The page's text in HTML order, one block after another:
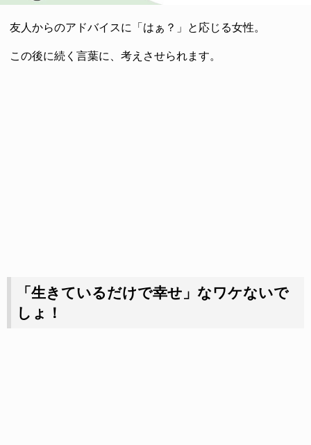
友人からのアドバイスに「はぁ？」と応じる女性。
この後に続く言葉に、考えさせられます。
「生きているだけで幸せ」なワケないで
しょ！